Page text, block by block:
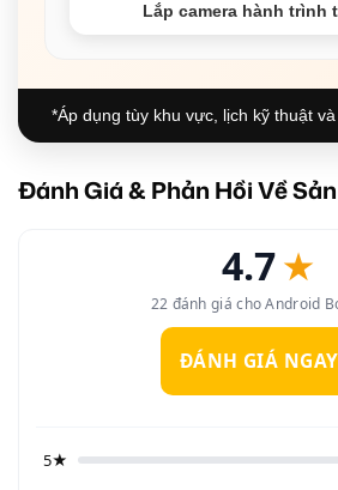
Lắp camera hành trình
*Áp dụng tùy khu vực, lịch kỹ thuật
Đánh Giá & Phản Hồi Về
4.7★
22 đánh giá cho Android
ĐÁNH GIÁ NGAY
5★